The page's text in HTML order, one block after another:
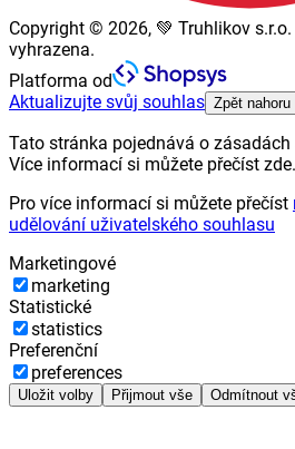
Copyright © 2026, 💚 Truhlikov
vyhrazena.
Platforma od
Aktualizujte svůj souhlas Zpět nahoru
Tato stránka pojednává o
Více informací si můžete přečíst zde.
Pro více informací si můžete přečíst
udělování uživatelského souhlasu
Marketingové
marketing
Statistické
statistics
Preferenční
preferences
Uložit volby Přijmout vše Odmítnout